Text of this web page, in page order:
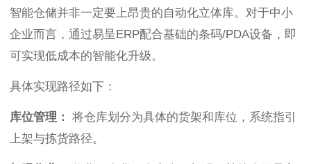
智能仓储并非一定要上昂贵的自动化立体库。对于中小
企业而言，通过易呈ERP配合基础的条码/PDA设备，即
可实现低成本的智能化升级。
具体实现路径如下：
库位管理：
将仓库划分为具体的货架和库位，系统指引
上架与拣货路径。